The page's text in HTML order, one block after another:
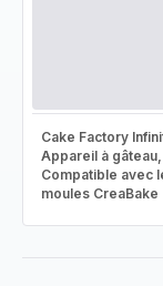
Cake Factory
Appareil à gâteau,
Compatible avec
moules CreaBake